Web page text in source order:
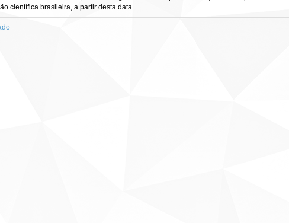
científica brasileira, a partir desta data.